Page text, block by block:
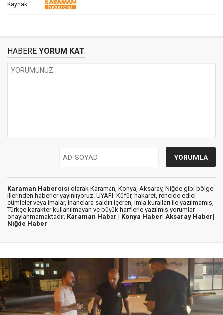
Kaynak:
HABERE YORUM KAT
Karaman Habercisi olarak Karaman, Konya, Aksaray, Niğde gibi bölge
illerinden haberler yayınlıyoruz. UYARI: Küfür, hakaret, rencide edici
cümleler veya imalar, inançlara saldırı içeren, imla kuralları ile yazılmamış,
Türkçe karakter kullanılmayan ve büyük harflerle yazılmış yorumlar
onaylanmamaktadır. Karaman Haber | Konya Haber| Aksaray Haber|
Niğde Haber